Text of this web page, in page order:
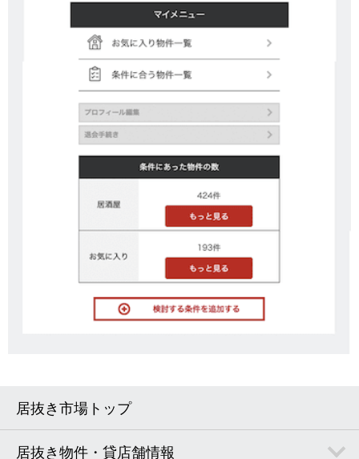
居抜き市場トップ
居抜き物件・貸店舗情報